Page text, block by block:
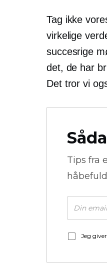
Tag ikke
virkelige
succesrige
det, de har
Det tror vi
Tips fra
Jeg